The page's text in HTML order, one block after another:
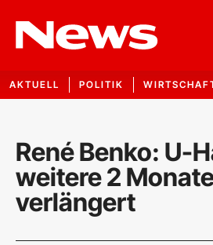
AKTUELL POLITIK
René Benko: U-
weitere 2
verlängert